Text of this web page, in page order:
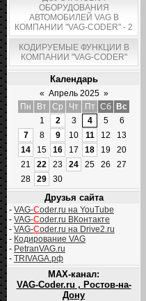
ОБОРУДОВАНИЯ
АВТОМОБИЛЕЙ VAG В
КОМПАНИИ "VAG-CODER" - 2
КОДИРУЕМЫЕ ФУНКЦИИ В
КОМПАНИИ "VAG-CODER"
Календарь
« Апрель 2025 »
Пн
Вт Ср Чт Пт Сб
Вс
1
2 3 4 5
6
7
8 9 10 11 12
13
14
15 16 17 18 19
20
21
22 23 24 25 26
27
28
29 30
Друзья сайта
- VAG-Coder.ru на YouTube
- VAG-Coder.ru ВКонтакте
- VAG-Coder.ru на Drive2.ru
- Кодирование VAG
- PetranVAG.ru
- TRIVAGA.рф
MAX-канал:
VAG-Coder.ru , Ростов-на-
Дону